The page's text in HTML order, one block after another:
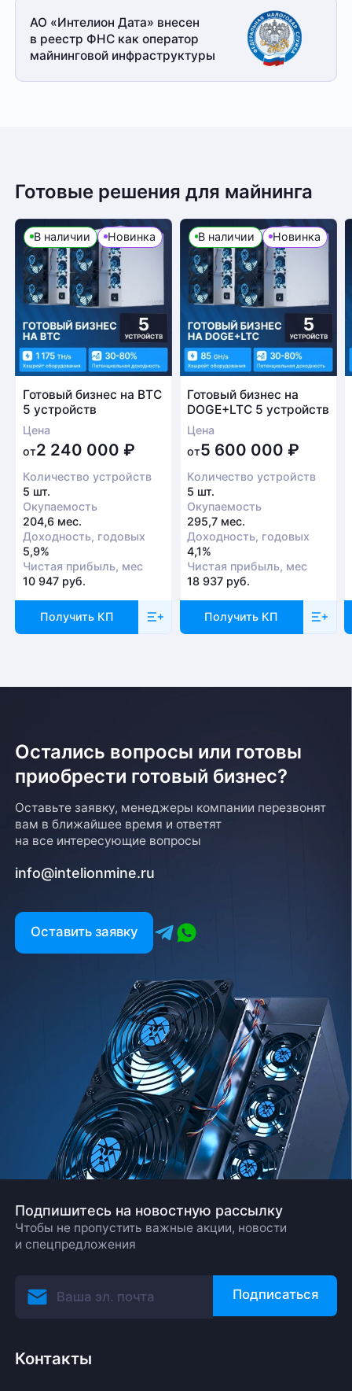
АО «Интелион Дата» внесен
в реестр ФНС как оператор
майнинговой инфраструктуры
Готовые решения для майнинга
В наличии Новинка
Готовый бизнес на BTC
5 устройств
Цена
от2 240 000 ₽
Количество устройств
5 шт.
Окупаемость
204,6 мес.
Доходность, годовых
5,9%
Чистая прибыль, мес
10 947 руб.
Получить КП
В наличии Новинка
Готовый бизнес на
DOGE+LTC 5 устройств
Цена
от5 600 000₽
Количество устройств
5 шт.
Окупаемость
295,7 мес.
Доходность, годовых
4,1%
Чистая прибыль, мес
18 937 руб.
Получить КП
Остались вопросы или готовы
приобрести готовый бизнес?
Оставьте заявку, менеджеры компании перезвонят
вам в ближайшее время и ответят
на все интересующие вопросы
info@intelionmine.ru
Оставить заявку
Подпишитесь на новостную рассылку
Чтобы не пропустить важные акции, новости
и спецпредложения
Подписаться
Контакты